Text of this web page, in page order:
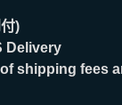
)
Delivery
shipping fees